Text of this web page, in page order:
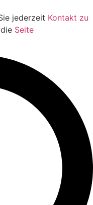
jederzeit Kontakt zu
Seite